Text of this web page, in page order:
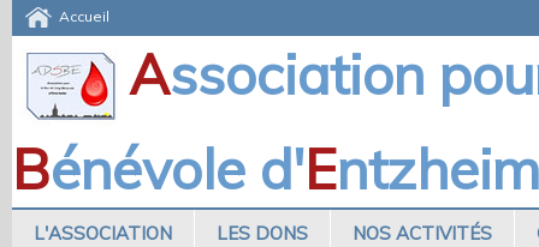
Accueil
Association
Bénévole d'Entzheim
L'ASSOCIATION LES DONS NOS ACTIVITÉS